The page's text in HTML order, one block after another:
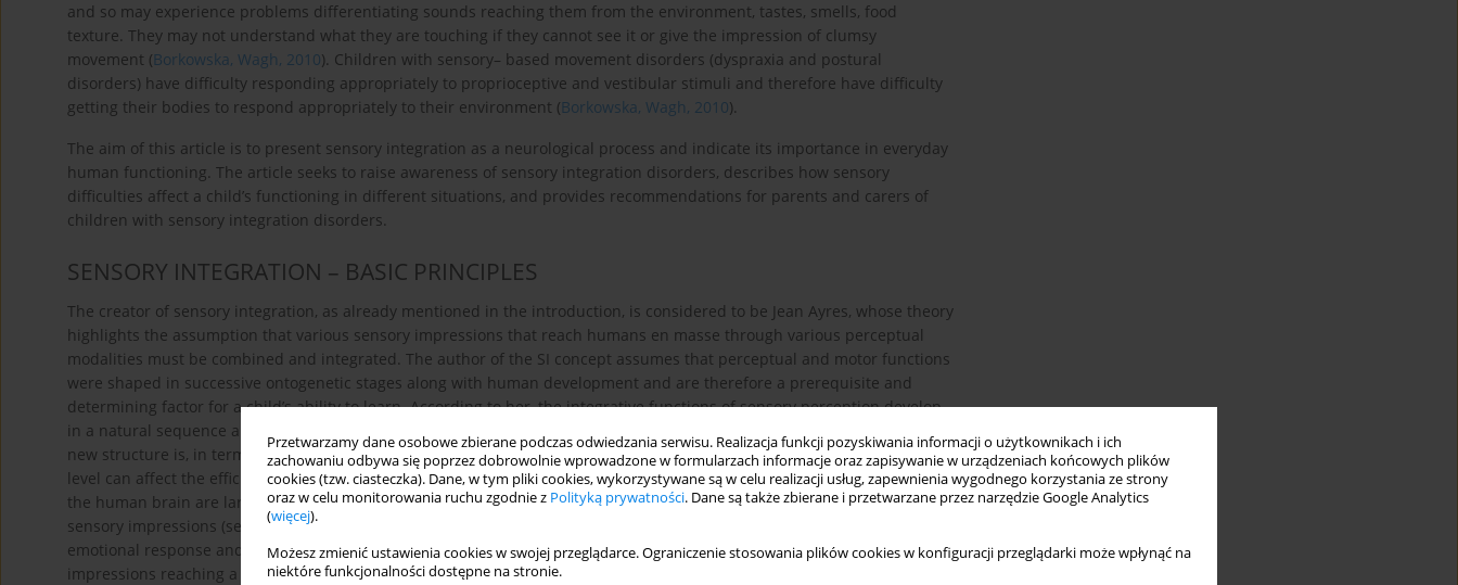
Przetwarzamy dane osobowe zbierane podczas odwiedzania serwisu. Realizacja funkcji pozyskiwania informacji o użytkownikach i ich
zachowaniu odbywa się poprzez dobrowolnie wprowadzone w formularzach informacje oraz zapisywanie w urządzeniach końcowych plików
cookies (tzw. ciasteczka). Dane, w tym pliki cookies, wykorzystywane są w celu realizacji usług, zapewnienia wygodnego korzystania ze strony
oraz w celu monitorowania ruchu zgodnie z Polityką prywatności. Dane są także zbierane i przetwarzane przez narzędzie Google Analytics
(więcej).
Możesz zmienić ustawienia cookies w swojej przeglądarce. Ograniczenie stosowania plików cookies w konfiguracji przeglądarki może wpłynąć na
niektóre funkcjonalności dostępne na stronie.
and so may experience problems differentiating sounds reaching them from the environment, tastes, smells, food
texture. They may not understand what they are touching if they cannot see it or give the impression of clumsy
movement (Borkowska, Wagh, 2010). Children with sensory– based movement disorders (dyspraxia and postural
disorders) have difficulty responding appropriately to proprioceptive and vestibular stimuli and therefore have difficulty
getting their bodies to respond appropriately to their environment (Borkowska, Wagh, 2010).
The aim of this article is to present sensory integration as a neurological process and indicate its importance in everyday
human functioning. The article seeks to raise awareness of sensory integration disorders, describes how sensory
difficulties affect a child’s functioning in different situations, and provides recommendations for parents and carers of
children with sensory integration disorders.
SENSORY INTEGRATION – BASIC PRINCIPLES
The creator of sensory integration, as already mentioned in the introduction, is considered to be Jean Ayres, whose theory
highlights the assumption that various sensory impressions that reach humans en masse through various perceptual
modalities must be combined and integrated. The author of the SI concept assumes that perceptual and motor functions
were shaped in successive ontogenetic stages along with human development and are therefore a prerequisite and
determining factor for a child’s ability to learn. According to her, the integrative functions of sensory perception develop
in a natural sequence and every child must complete the same stage of development (
new structure is, in terms of its function, to some extent dependent on previous structures, so disturbances at the basic
level can affect the efficiency of higher functions created on their foundation. According to Ayres, neuronal processes in
the human brain are largely linear and autonomous. “Sensory integration is the process of organising and processing
sensory impressions (sensory stimuli) in order for the brain to create useful bodily response and meaningful perception,
emotional response and thinking. Sensory integration is the process of segregating, organising and combining all sensory
impressions reaching a person into a complete and comprehensive brain function” (